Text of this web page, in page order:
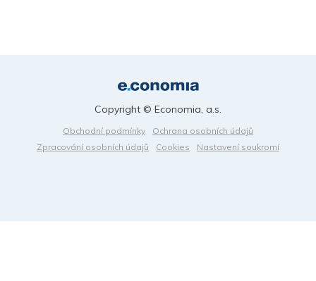
Obchodní podmínky
Ochrana osobních údajů
Zpracování osobních údajů
Cookies Nastavení soukromí
Copyright © Economia, a.s.